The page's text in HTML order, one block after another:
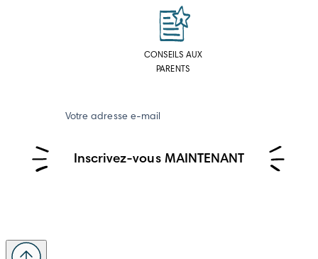
CONSEILS AUX
PARENTS
Votre adresse e-mail
Inscrivez-vous MAINTENANT